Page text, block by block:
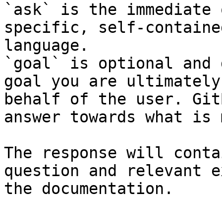
`ask` is the
specific, self-
language.
`goal` is optional and
goal you are
behalf of the user.
answer towards what
The response will
question and relevant
the documentation.